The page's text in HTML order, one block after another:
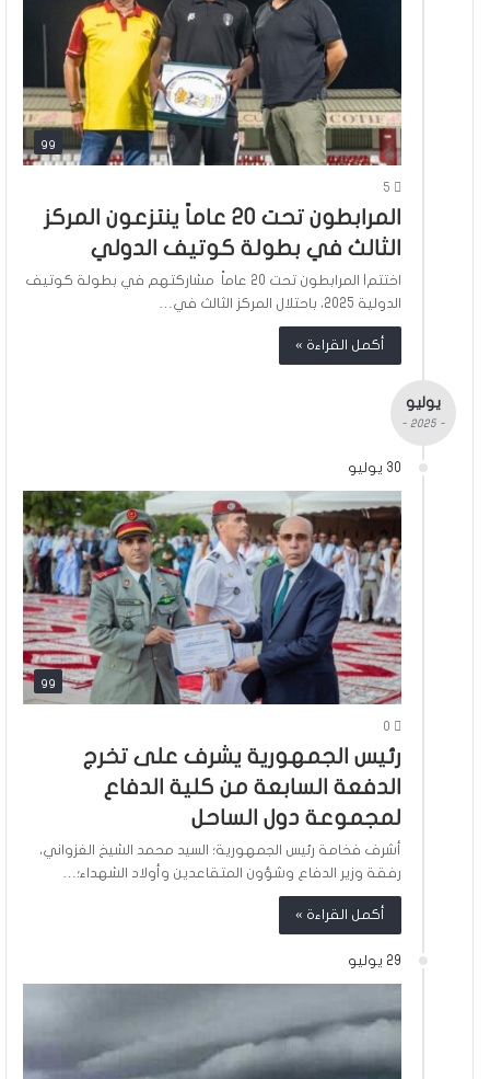
gg
5
المرابطون تحت 20 عاماً ينتزعون المركز
الثالث في بطولة كوتيف الدولي
اختتم| المرابطون تحت 20 عاماً مشاركتهم في بطولة كوتيف
الدولية 2025، باحتلال المركز الثالث في…
أكمل القراءة »
يوليو
- 2025 -
30 يوليو
gg
0
رئيس الجمهورية يشرف على تخرج
الدفعة السابعة من كلية الدفاع
لمجموعة دول الساحل
أشرف فخامة رئيس الجمهورية؛ السيد محمد الشيخ الغزواني،
رفقة وزير الدفاع وشؤون المتقاعدين وأولاد الشهداء؛…
أكمل القراءة »
29 يوليو